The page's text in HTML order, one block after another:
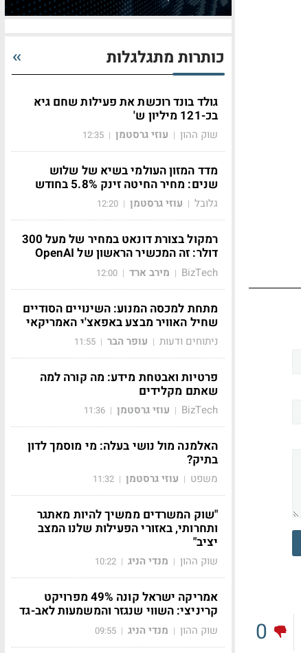
0
כותרות מתגלגלות
גולד בונד רוכשת את פעילות שחם גיא
בכ-121 מיליון ש'
שוק ההון | עוזי גרסטמן |
12:35
מדד המזון העולמי בשיא של שלוש
שנים: מחיר החיטה זינק 5.8% בחודש
גלובל | עוזי גרסטמן |
12:20
רמקול בצורת דונאט במחיר של מעל 300
דולר: זה המכשיר הראשון של OpenAI
BizTech
| מירב ארד |
12:00
מתחת למכסה המנוע: השינויים הסודיים
שחיל האוויר מבצע באפאצ'י האמריקאי
ניתוחים ודעות | עופר הבר |
11:55
פרטיות ואבטחת מידע: מה קורה למה
שאתם מקלידים
BizTech
| עוזי גרסטמן |
11:36
האלמנה מול נושי בעלה: מי מוסמך לדון
בתיק?
משפט | עוזי גרסטמן |
11:32
"שוק המשרדים ממשיך להיות מאתגר
ותחרותי, באזורי הפעילות שלנו המצב
יציב"
שוק ההון | מנדי הניג |
10:22
אמריקה ישראל קונה 49% מפרויקט
קריניצי: השווי שנגזר והמשמעות לאב-גד
שוק ההון | מנדי הניג |
09:55